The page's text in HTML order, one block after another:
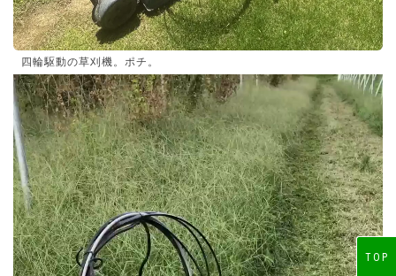
TOP
四輪駆動の草刈機。ポチ。
動
画
プ
レ
ー
ヤ
ー